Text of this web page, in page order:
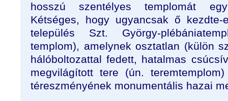
hosszú szentélyes templomát
Kétséges, hogy ugyancsak ő
település Szt. György-
templom), amelynek osztatlan (külön
hálóboltozattal fedett, hatalmas
megvilágított tere (ún.
téreszményének monumentális hazai